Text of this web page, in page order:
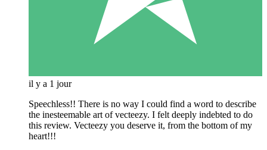
il y a 1 jour
Speechless!! There is no way I could find a word to describe
the inesteemable art of vecteezy. I felt deeply indebted to do
this review. Vecteezy you deserve it, from the bottom of my
heart!!!